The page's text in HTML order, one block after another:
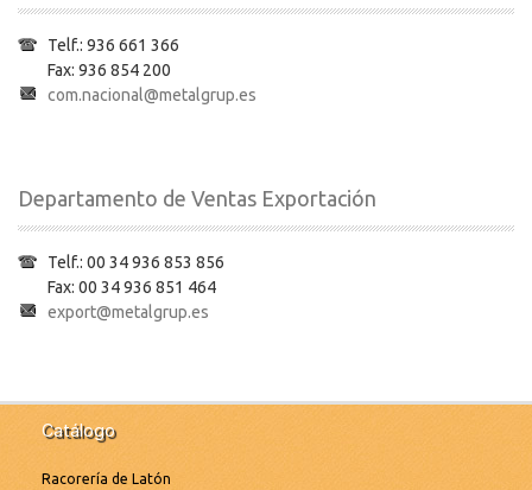
Telf.: 936 661 366
Fax: 936 854 200
com.nacional@metalgrup.es
Departamento de Ventas Exportación
Telf.: 00 34 936 853 856
Fax: 00 34 936 851 464
export@metalgrup.es
Catálogo
Racorería de Latón